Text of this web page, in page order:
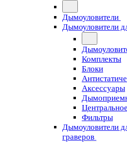
Дымоуловители
Дымоуловители
Комплекты
Блоки
Аксессуары
Фильтры
Дымоуловители
граверов